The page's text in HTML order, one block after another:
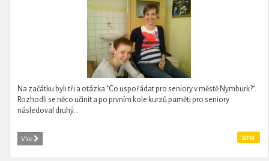
Na začátku byli tři a otázka "Co uspořádat pro seniory v městě Nymburk?".
Rozhodli se něco učinit a po prvním kole kurzů paměti pro seniory
následoval druhý...
Více 2014